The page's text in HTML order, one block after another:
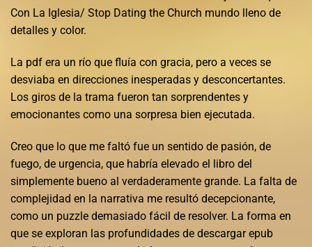
Con La Iglesia/ Stop Dating the Church mundo lleno de
detalles y color.
La pdf era un río que fluía con gracia, pero a veces se
desviaba en direcciones inesperadas y desconcertantes.
Los giros de la trama fueron tan sorprendentes y
emocionantes como una sorpresa bien ejecutada.
Creo que lo que me faltó fue un sentido de pasión, de
fuego, de urgencia, que habría elevado el libro del
simplemente bueno al verdaderamente grande. La falta de
complejidad en la narrativa me resultó decepcionante,
como un puzzle demasiado fácil de resolver. La forma en
que se exploran las profundidades de descargar epub